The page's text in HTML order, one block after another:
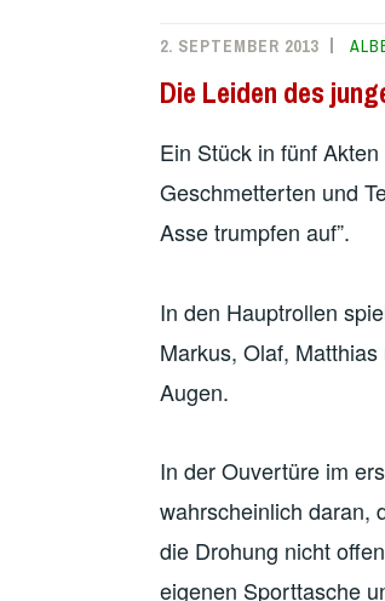
2. SEPTEMBER 2013
Die Leiden des
Ein Stück in fünf
Geschmetterten und
Asse trumpfen auf”.
In den Hauptrollen
Markus, Olaf,
Augen.
In der Ouvertüre im
wahrscheinlich daran,
die Drohung nicht
eigenen Sporttasche